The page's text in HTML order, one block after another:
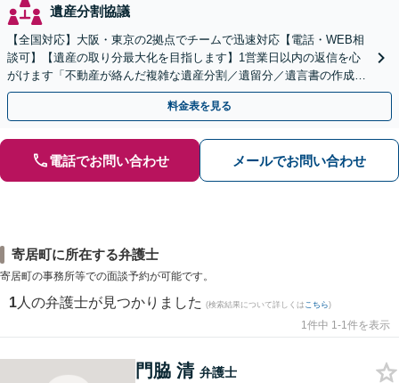
遺産分割協議
【全国対応】大阪・東京の2拠点でチームで迅速対応【電話・WEB相
談可】【遺産の取り分最大化を目指します】1営業日以内の返信を心
がけます「不動産が絡んだ複雑な遺産分割／遺留分／遺言書の作成・
執行／事業承継など、お任せください」【休日相談あり】
料金表を見る
電話でお問い合わせ メールでお問い合わせ
寄居町に所在する弁護士
寄居町の事務所等での面談予約が可能です。
1 人の弁護士が見つかりました (検索結果について詳しくは こちら)
1件中 1-1件を表示
門脇 清 弁護士